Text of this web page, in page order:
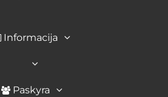
Informacija
Paskyra